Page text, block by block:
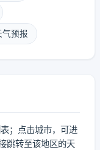
气预报
；点击城市，可进
跳转至该地区的天